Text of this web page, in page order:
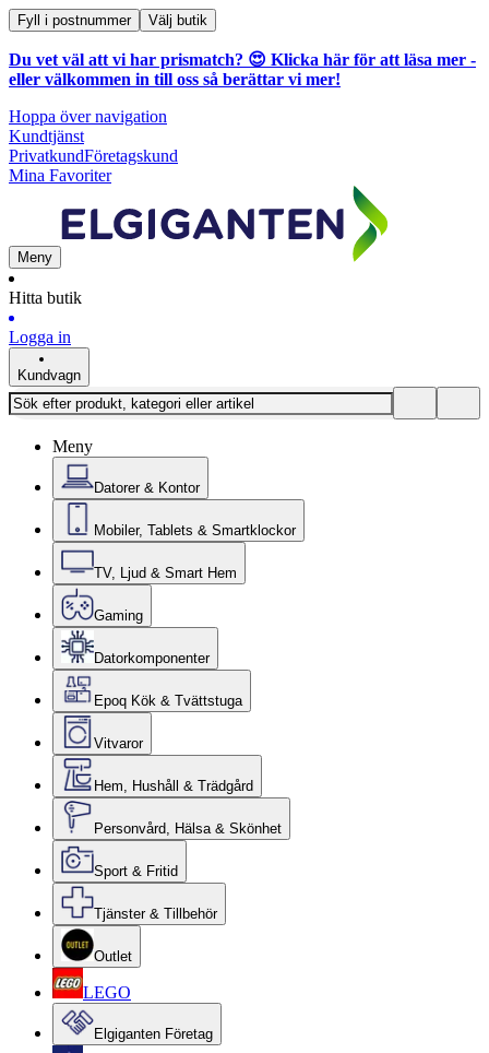
Fyll i postnummer Välj butik
Du vet väl att vi har prismatch? 😍 Klicka här för att läsa mer -
eller välkommen in till oss så berättar vi mer!
Hoppa över navigation
Kundtjänst
PrivatkundFöretagskund
Mina Favoriter
Meny
Hitta butik
Logga in
Kundvagn
Meny
Datorer & Kontor
Mobiler, Tablets & Smartklockor
TV, Ljud & Smart Hem
Gaming
Datorkomponenter
Epoq Kök & Tvättstuga
Vitvaror
Hem, Hushåll & Trädgård
Personvård, Hälsa & Skönhet
Sport & Fritid
Tjänster & Tillbehör
Outlet
LEGO
Elgiganten Företag